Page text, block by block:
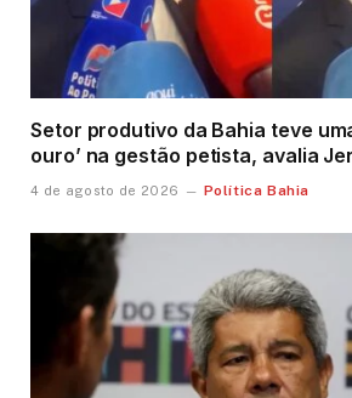
Setor produtivo da Bahia teve
ouro’ na gestão petista, avalia
4 de agosto de 2026 Política Bahia